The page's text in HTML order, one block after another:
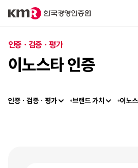
인증ㆍ검증ㆍ평가
이노스타 인증
인증ㆍ검증ㆍ평가 브랜드 가치 이노